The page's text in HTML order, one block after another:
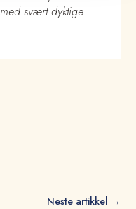
svært dyktige
Neste artikkel →